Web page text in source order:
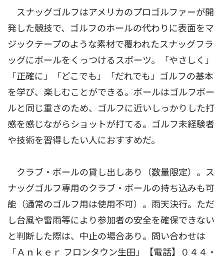
スナッグゴルフはアメリカのプロゴルファーが開
発した競技で、ゴルフのホールの代わりに表面をマ
ジックテープのような素材で覆われたスナッグフラ
ッグにボールをくっつけるスポーツ。「やさしく」
「正確に」「どこでも」「だれでも」ゴルフの基本
を学び、楽しむことができる。ボールはゴルフボー
ルと同じ重さのため、ゴルフに近いしっかりした打
感を感じながらショットが打てる。ゴルフ未経験者
や技術を習得したい人におすすめだ。
クラブ・ボールの貸し出しあり（数量限定）。ス
ナッグゴルフ専用のクラブ・ボールの持ち込みも可
能（通常のゴルフ用は使用不可）。雨天決行。ただ
し台風や雷雨等により参加者の安全を確保できない
と判断した際は、中止の場合あり。問い合わせは
「Ａｎｋｅｒ フロンタウン生田」【電話】０４４・